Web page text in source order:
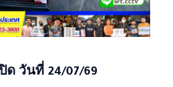
ด วันที่ 24/07/69